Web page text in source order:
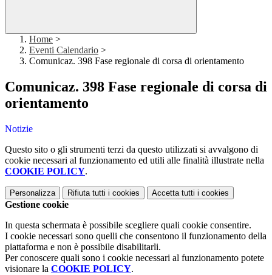
Home >
Eventi Calendario >
Comunicaz. 398 Fase regionale di corsa di orientamento
Comunicaz. 398 Fase regionale di corsa di
orientamento
Notizie
Questo sito o gli strumenti terzi da questo utilizzati si avvalgono di
cookie necessari al funzionamento ed utili alle finalità illustrate nella
COOKIE POLICY.
Personalizza Rifiuta tutti i cookies Accetta tutti i cookies
Gestione cookie
In questa schermata è possibile scegliere quali cookie consentire.
I cookie necessari sono quelli che consentono il funzionamento della
piattaforma e non è possibile disabilitarli.
Per conoscere quali sono i cookie necessari al funzionamento potete
visionare la COOKIE POLICY.